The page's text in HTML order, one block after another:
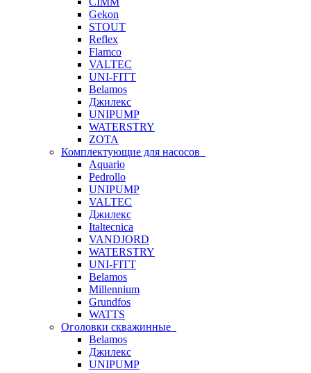
Gekon
STOUT
Reflex
Flamco
VALTEC
UNI-FITT
Belamos
Джилекс
UNIPUMP
WATERSTRY
ZOTA
Комплектующие для насосов
Aquario
Pedrollo
UNIPUMP
VALTEC
Джилекс
Italtecnica
VANDJORD
WATERSTRY
UNI-FITT
Belamos
Millennium
Grundfos
WATTS
Оголовки скважинные
Belamos
Джилекс
UNIPUMP